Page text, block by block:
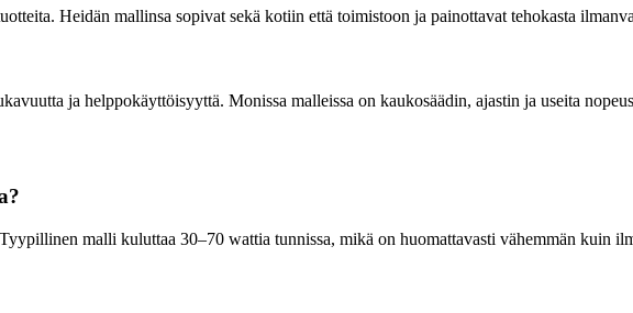
Heidän mallinsa sopivat sekä kotiin että toimistoon ja painottavat tehokasta
ja helppokäyttöisyyttä. Monissa malleissa on kaukosäädin, ajastin ja useita
malli kuluttaa 30–70 wattia tunnissa, mikä on huomattavasti vähemmän kuin